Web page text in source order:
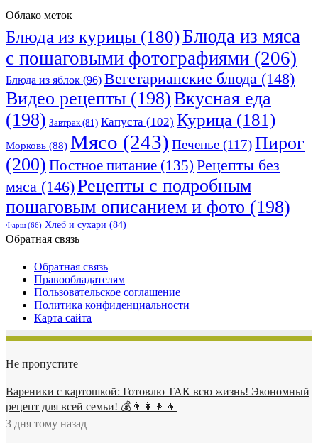
Облако меток
Блюда из курицы (180)Блюда из мяса
с пошаговыми фотографиями (206)
Блюда из яблок (96) Вегетарианские блюда (148)
Видео рецепты (198)Вкусная еда
(198) Завтрак(81) Капуста (102) Курица (181)
Морковь (88) Мясо (243) Печенье (117)Пирог
(200) Постное питание (135) Рецепты без
мяса (146)Рецепты с подробным
пошаговым описанием и фото (198)
Фарш(66) Хлеб и сухари (84)
Обратная связь
Обратная связь
Правообладателям
Пользовательское соглашение
Политика конфиденциальности
Карта сайта
Не пропустите
Вареники с картошкой: Готовлю ТАК всю жизнь! Экономный
рецепт для всей семьи! 💰👨👩👧👦
3 дня тому назад